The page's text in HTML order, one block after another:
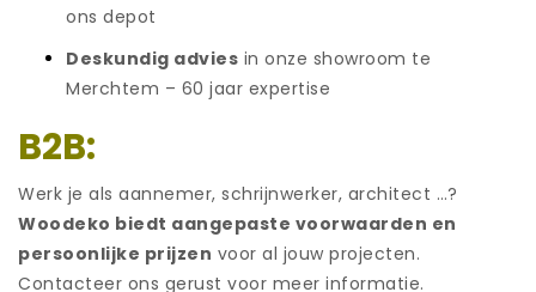
ons depot
Deskundig advies in onze showroom te
Merchtem – 60 jaar expertise
B2B:
Werk je als aannemer, schrijnwerker, architect …?
Woodeko biedt aangepaste voorwaarden en
persoonlijke prijzen voor al jouw projecten.
Contacteer ons gerust voor meer informatie.